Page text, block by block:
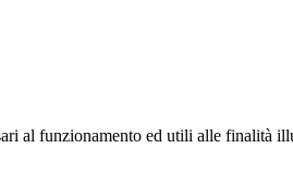
al funzionamento ed utili alle finalità